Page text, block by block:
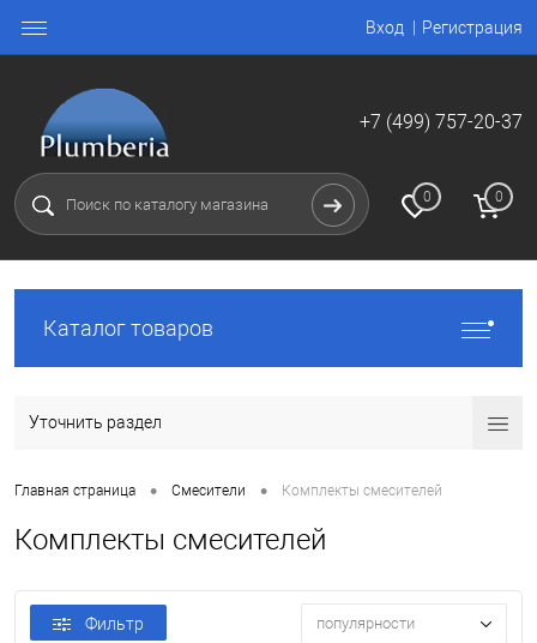
Вход Регистрация
+7 (499) 757-20-37
0 0
Каталог товаров
Уточнить раздел
Главная страница • Смесители • Комплекты смесителей
Комплекты смесителей
Фильтр популярности